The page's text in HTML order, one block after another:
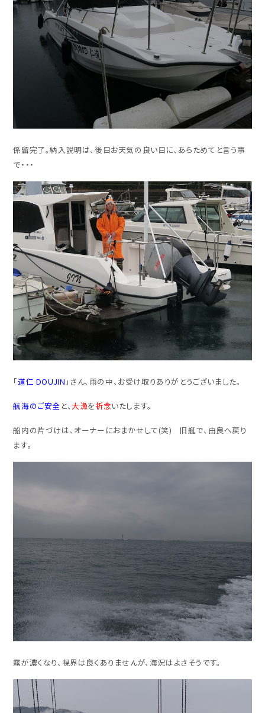
係留完了。納入説明は、後日お天気の良い日に、あらためてと言う事
で・・・
「道仁 DOUJIN 」さん、雨の中、お受け取りありがとうございました。
航海のご安全 と、大漁を祈念いたします。
船内の片づけは、オーナーにおまかせして(笑) 旧艇で、由良へ戻り
ます。
霧が濃くなり、視界は良くありませんが、海況はよさそうです。